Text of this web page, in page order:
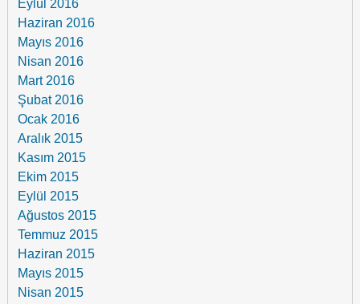
Eylül 2016
Haziran 2016
Mayıs 2016
Nisan 2016
Mart 2016
Şubat 2016
Ocak 2016
Aralık 2015
Kasım 2015
Ekim 2015
Eylül 2015
Ağustos 2015
Temmuz 2015
Haziran 2015
Mayıs 2015
Nisan 2015